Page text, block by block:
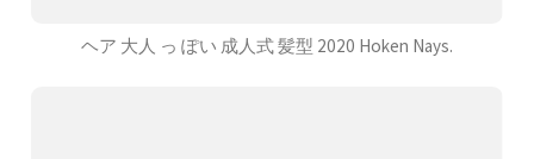
ヘア 大人 っ ぽい 成人式 髪型 2020 Hoken Nays.